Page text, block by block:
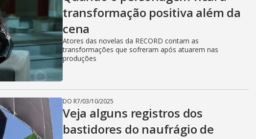
transformação positiva além da
cena
Atores das novelas da RECORD contam as
transformações que sofreram após atuarem nas
produções
DO R7/03/10/2025
Veja alguns registros dos
bastidores do naufrágio de